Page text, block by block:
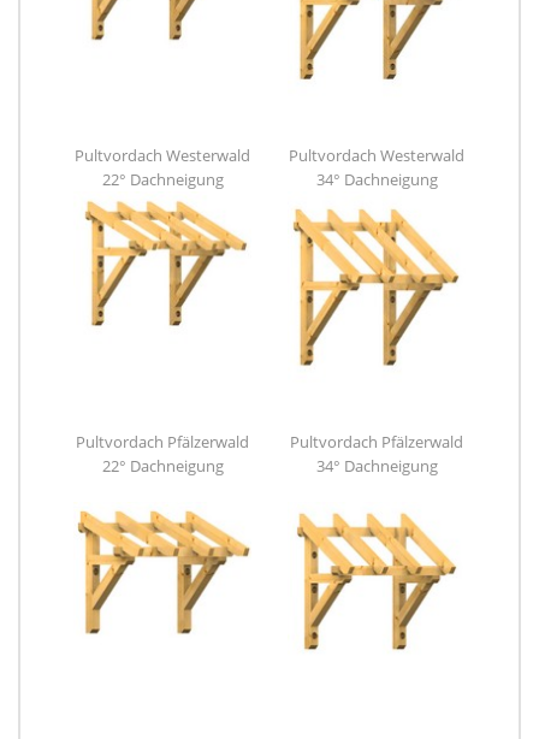
Pultvordach Westerwald
22° Dachneigung
Pultvordach Westerwald
34° Dachneigung
Pultvordach Pfälzerwald
22° Dachneigung
Pultvordach Pfälzerwald
34° Dachneigung